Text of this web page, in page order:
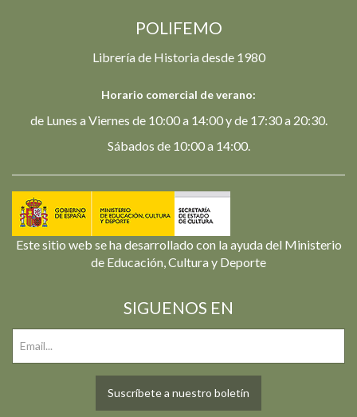
POLIFEMO
Librería de Historia desde 1980
Horario comercial de verano:
de Lunes a Viernes de 10:00 a 14:00 y de 17:30 a 20:30.
Sábados de 10:00 a 14:00.
Este sitio web se ha desarrollado con la ayuda del Ministerio
de Educación, Cultura y Deporte
SIGUENOS EN
Suscríbete a nuestro boletín